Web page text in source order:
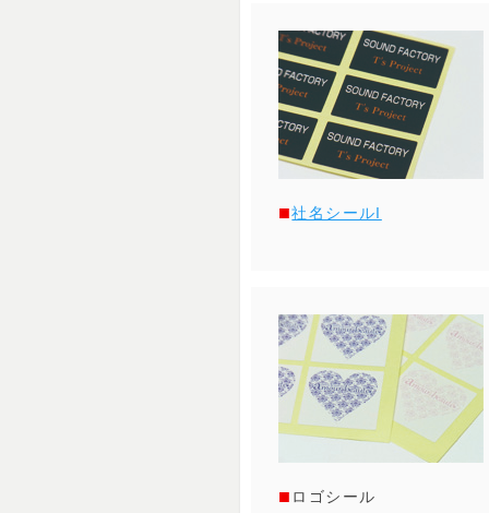
社名シールI
ロゴシール